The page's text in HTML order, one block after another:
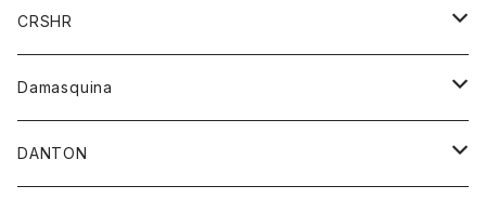
バンダナ
トレーナー
パーカー
Tシャツ
ジャケット
ジャケット
ワンピース
ブラウス
CRSHR
キャップ
Damasquina
ウォレット
DANTON